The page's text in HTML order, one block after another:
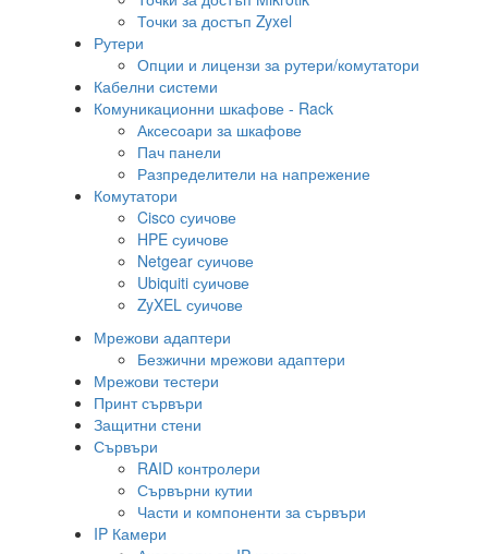
Точки за достъп Zyxel
Рутери
Опции и лицензи за рутери/комутатори
Кабелни системи
Комуникационни шкафове - Rack
Аксесоари за шкафове
Пач панели
Разпределители на напрежение
Комутатори
Cisco суичове
HPE суичове
Netgear суичове
Ubiquiti суичове
ZyXEL суичове
Мрежови адаптери
Безжични мрежови адаптери
Мрежови тестери
Принт сървъри
Защитни стени
Сървъри
RAID контролери
Сървърни кутии
Части и компоненти за сървъри
IP Камери